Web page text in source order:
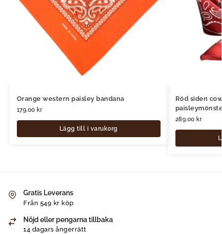
Orange western paisley bandana
179.00 kr
Lägg till i varukorg
Röd siden
289.00 kr
Gratis Leverans
Från 549 kr köp
Nöjd eller pengarna tillbaka
14 dagars ångerrätt